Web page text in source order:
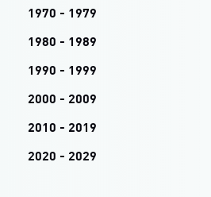
1970 - 1979
1980 - 1989
1990 - 1999
2000 - 2009
2010 - 2019
2020 - 2029